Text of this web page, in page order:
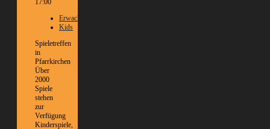
17:00
Erwachsene
Kids
Spieletreffen
in
Pfarrkirchen
Über
2000
Spiele
stehen
zur
Verfügung
Kinderspiele,